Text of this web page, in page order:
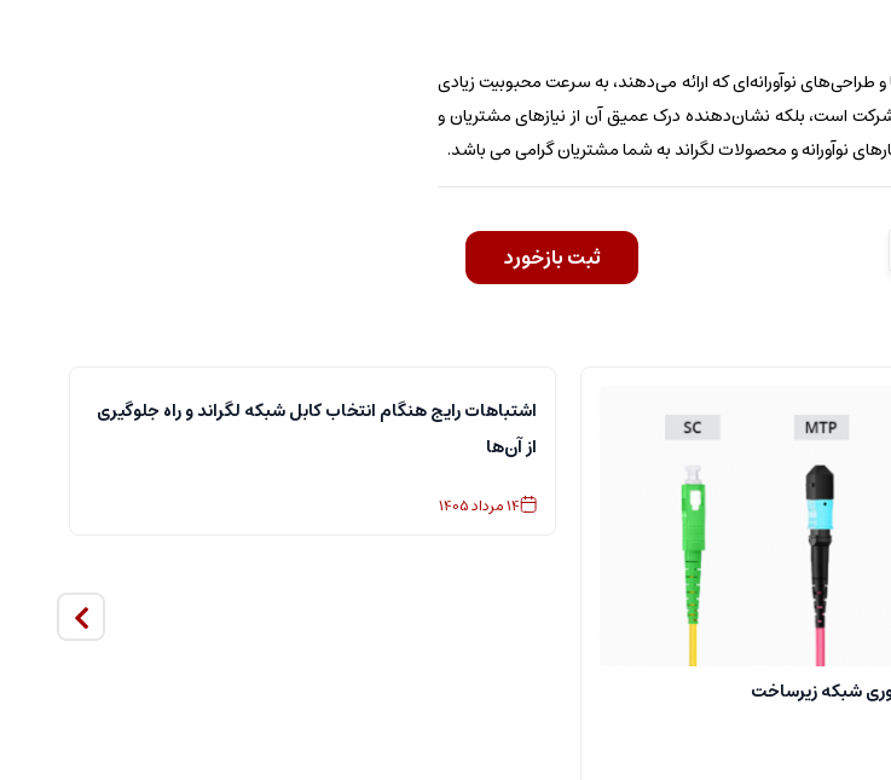
طراحی‌های نوآورانه‌ای که ارائه می‌دهند، به سرعت محبوبیت زیادی
است، بلکه نشان‌دهنده درک عمیق آن از نیازهای مشتریان و
نوآورانه و محصولات لگراند به شما مشتریان گرامی می باشد.
ثبت بازخورد
شبکه زیرساخت
اشتباهات رایج هنگام انتخاب کابل شبکه لگراند و راه جلوگیری
از آن‌ها
14مرداد1405